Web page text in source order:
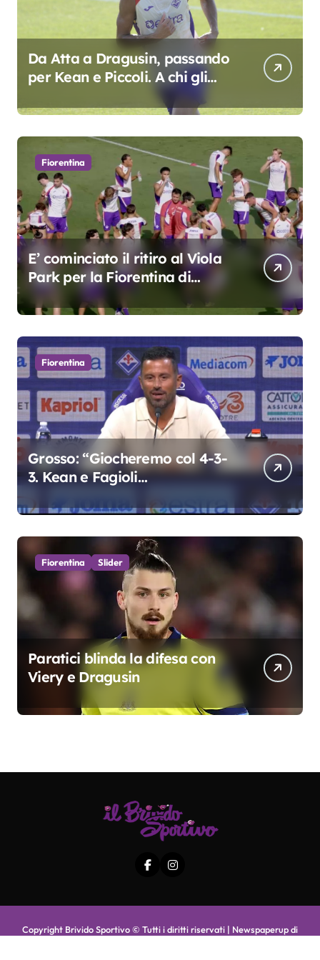
Da Atta a Dragusin, passando
per Kean e Piccoli. A chi gli
oscar del precampionato?
Fiorentina
E’ cominciato il ritiro al Viola
Park per la Fiorentina di
Grosso
Fiorentina
Grosso: “Giocheremo col 4-3-
3. Kean e Fagioli
colpo”
Fiorentina Slider
Paratici blinda la difesa con
Viery e Dragusin
Copyright Brivido Sportivo © Tutti i diritti riservati | Newspaperupdi